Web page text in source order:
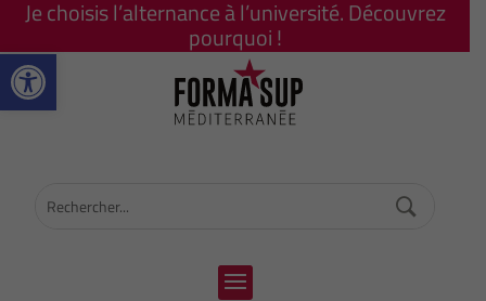
Ouvrir la barre d’outils
Je choisis l’alternance à l’université. Découvrez
pourquoi !